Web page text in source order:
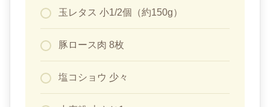
玉レタス 小1/2個（約150g）
豚ロース肉 8枚
塩コショウ 少々